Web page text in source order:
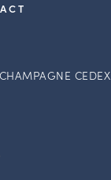
CEDEX